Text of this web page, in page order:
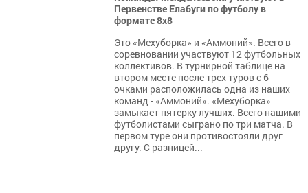
Первенстве Елабуги по футболу в
формате 8х8
Это «Мехуборка» и «Аммоний». Всего в
соревновании участвуют 12 футбольных
коллективов. В турнирной таблице на
втором месте после трех туров с 6
очками расположилась одна из наших
команд - «Аммоний». «Мехуборка»
замыкает пятерку лучших. Всего нашими
футболистами сыграно по три матча. В
первом туре они противостояли друг
другу. С разницей...